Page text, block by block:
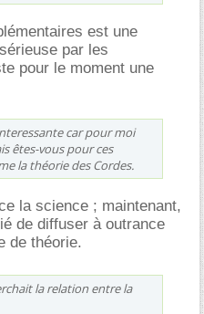
est une
par les
pour le moment une
car pour moi
êtes-vous pour ces
la théorie des Cordes.
la science ; maintenant,
de diffuser à outrance
de théorie.
la relation entre la